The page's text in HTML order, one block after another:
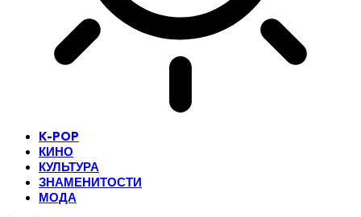
K-POP
КИНО
КУЛЬТУРА
ЗНАМЕНИТОСТИ
МОДА